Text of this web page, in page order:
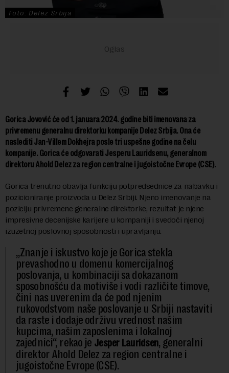
Foto: Delez Srbija
Gorica Jovović će od 1. januara 2024. godine biti imenovana za
privremenu generalnu direktorku kompanije Delez Srbija. Ona će
naslediti Jan-Villem Dokhejra posle tri uspešne godine na čelu
kompanije. Gorica će odgovarati Jesperu Lauridsenu, generalnom
direktoru Ahold Delez za region centralne i jugoistočne Evrope (CSE).
Gorica trenutno obavlja funkciju potpredsednice za nabavku i
pozicioniranje proizvoda u Delez Srbiji. Njeno imenovanje na
poziciju privremene generalne direktorke, rezultat je njene
impresivne decenijske karijere u kompaniji i svedoči njenoj
izuzetnoj poslovnoj sposobnosti i upravljanju.
„Znanje i iskustvo koje je Gorica stekla
prevashodno u domenu komercijalnog
poslovanja, u kombinaciji sa dokazanom
sposobnošću da motiviše i vodi različite timove,
čini nas uverenim da će pod njenim
rukovodstvom naše poslovanje u Srbiji nastaviti
da raste i dodaje održivu vrednost našim
kupcima, našim zaposlenima i lokalnoj
zajednici“, rekao je Jesper Lauridsen, generalni
direktor Ahold Delez za region centralne i
jugoistočne Evrope (CSE).